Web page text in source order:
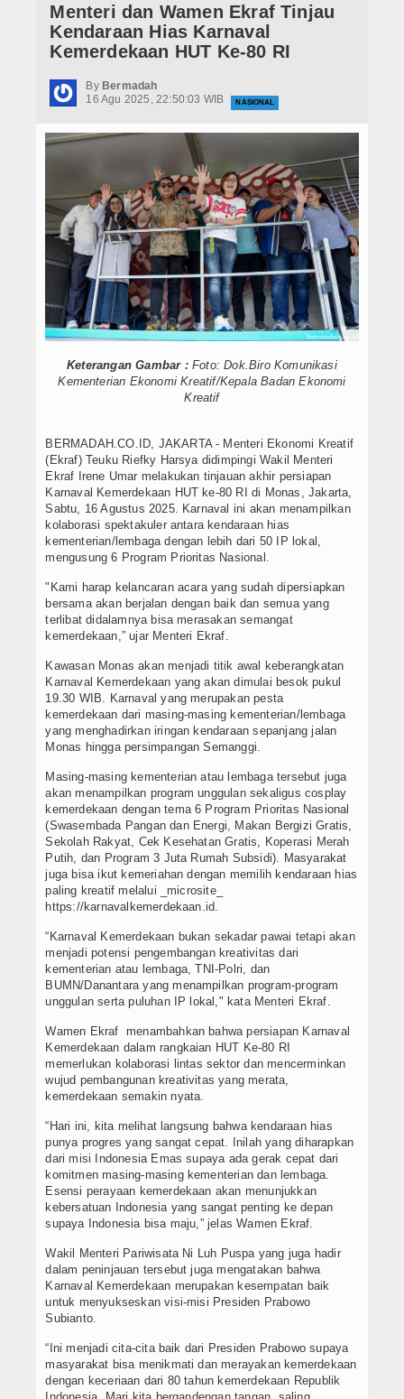
Nasional
Internasional
Hukrim
Berita Foto
Budaya & Pariwisata
Ekbis
Olahraga
Menteri dan Wamen Ekraf Tinjau
Kendaraan Hias Karnaval
Kemerdekaan HUT Ke-80 RI
By Bermadah
16 Agu 2025, 22:50:03 WIB
NASIONAL
Keterangan Gambar :Foto: Dok.Biro Komunikasi
Kementerian Ekonomi Kreatif/Kepala Badan Ekonomi
Kreatif
BERMADAH.CO.ID, JAKARTA - Menteri Ekonomi Kreatif
(Ekraf) Teuku Riefky Harsya didimpingi Wakil Menteri
Ekraf Irene Umar melakukan tinjauan akhir persiapan
Karnaval Kemerdekaan HUT ke-80 RI di Monas, Jakarta,
Sabtu, 16 Agustus 2025. Karnaval ini akan menampilkan
kolaborasi spektakuler antara kendaraan hias
kementerian/lembaga dengan lebih dari 50 IP lokal,
mengusung 6 Program Prioritas Nasional.
"Kami harap kelancaran acara yang sudah dipersiapkan
bersama akan berjalan dengan baik dan semua yang
terlibat didalamnya bisa merasakan semangat
kemerdekaan,” ujar Menteri Ekraf.
Kawasan Monas akan menjadi titik awal keberangkatan
Karnaval Kemerdekaan yang akan dimulai besok pukul
19.30 WIB. Karnaval yang merupakan pesta
kemerdekaan dari masing-masing kementerian/lembaga
yang menghadirkan iringan kendaraan sepanjang jalan
Monas hingga persimpangan Semanggi.
Masing-masing kementerian atau lembaga tersebut juga
akan menampilkan program unggulan sekaligus cosplay
kemerdekaan dengan tema 6 Program Prioritas Nasional
(Swasembada Pangan dan Energi, Makan Bergizi Gratis,
Sekolah Rakyat, Cek Kesehatan Gratis, Koperasi Merah
Putih, dan Program 3 Juta Rumah Subsidi). Masyarakat
juga bisa ikut kemeriahan dengan memilih kendaraan hias
paling kreatif melalui _microsite_
https://karnavalkemerdekaan.id.
“Karnaval Kemerdekaan bukan sekadar pawai tetapi akan
menjadi potensi pengembangan kreativitas dari
kementerian atau lembaga, TNI-Polri, dan
BUMN/Danantara yang menampilkan program-program
unggulan serta puluhan IP lokal," kata Menteri Ekraf.
Wamen Ekraf menambahkan bahwa persiapan Karnaval
Kemerdekaan dalam rangkaian HUT Ke-80 RI
memerlukan kolaborasi lintas sektor dan mencerminkan
wujud pembangunan kreativitas yang merata,
kemerdekaan semakin nyata.
“Hari ini, kita melihat langsung bahwa kendaraan hias
punya progres yang sangat cepat. Inilah yang diharapkan
dari misi Indonesia Emas supaya ada gerak cepat dari
komitmen masing-masing kementerian dan lembaga.
Esensi perayaan kemerdekaan akan menunjukkan
kebersatuan Indonesia yang sangat penting ke depan
supaya Indonesia bisa maju,” jelas Wamen Ekraf.
Wakil Menteri Pariwisata Ni Luh Puspa yang juga hadir
dalam peninjauan tersebut juga mengatakan bahwa
Karnaval Kemerdekaan merupakan kesempatan baik
untuk menyukseskan visi-misi Presiden Prabowo
Subianto.
“Ini menjadi cita-cita baik dari Presiden Prabowo supaya
masyarakat bisa menikmati dan merayakan kemerdekaan
dengan keceriaan dari 80 tahun kemerdekaan Republik